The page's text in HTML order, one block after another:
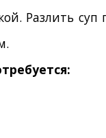
Разлить суп